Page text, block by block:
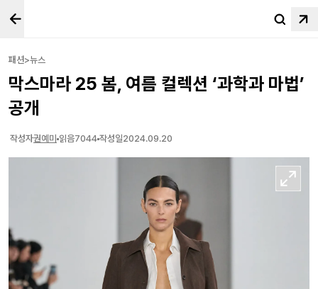
패션>뉴스
막스마라 25 봄, 여름 컬렉션 ‘과학과 마법’
공개
작성자권예미 읽음7044 작성일2024.09.20